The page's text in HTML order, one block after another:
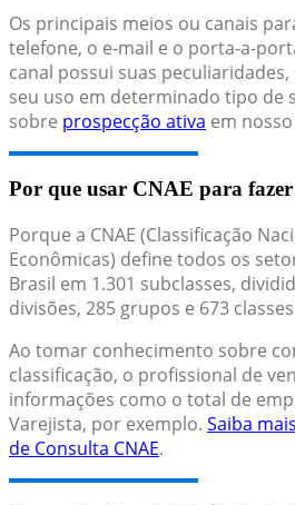
Os principais meios ou canais
telefone, o e-mail e o porta-a-
canal possui suas
seu uso em determinado tipo de
sobre prospecção ativa em
Por que usar CNAE para
Porque a CNAE (Classificação
Econômicas) define todos os
Brasil em 1.301 subclasses,
divisões, 285 grupos e 673
Ao tomar conhecimento sobre
classificação, o profissional de
informações como o total de
Varejista, por exemplo. Saiba
de Consulta CNAE.